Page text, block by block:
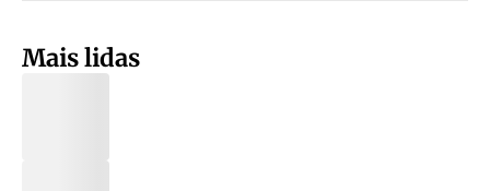
Mais lidas